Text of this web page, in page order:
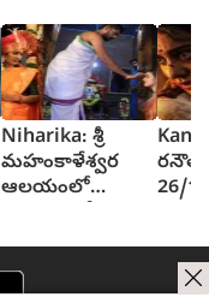
Niharika: శ్రీ
మహంకాళేశ్వర
ఆలయంలో
కొణిదెల
రనౌత్
26/